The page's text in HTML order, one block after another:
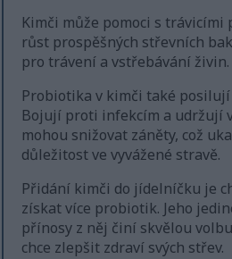
Kimči může pomoci s trávicími
růst prospěšných střevních
pro trávení a vstřebávání živin.
Probiotika v kimči také
Bojují proti infekcím a udržují
mohou snižovat záněty, což
důležitost ve vyvážené stravě.
Přidání kimči do jídelníčku je
získat více probiotik. Jeho
přínosy z něj činí skvělou
chce zlepšit zdraví svých střev.